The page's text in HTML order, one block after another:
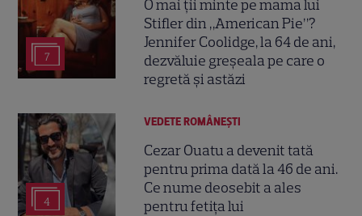
7
O mai ții minte pe mama lui
Stifler din „American Pie”?
Jennifer Coolidge, la 64 de ani,
dezvăluie greșeala pe care o
regretă și astăzi
4
VEDETE ROMÂNEŞTI
Cezar Ouatu a devenit tată
pentru prima dată la 46 de ani.
Ce nume deosebit a ales
pentru fetița lui